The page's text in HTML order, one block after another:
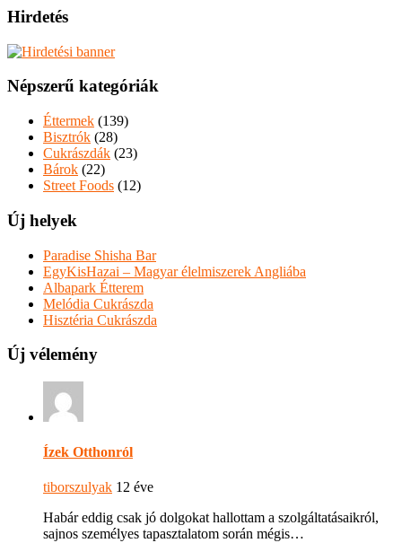
Hirdetés
Népszerű kategóriák
Éttermek (139)
Bisztrók (28)
Cukrászdák (23)
Bárok (22)
Street Foods (12)
Új helyek
Paradise Shisha Bar
EgyKisHazai – Magyar élelmiszerek Angliába
Albapark Étterem
Melódia Cukrászda
Hisztéria Cukrászda
Új vélemény
Ízek Otthonról
tiborszulyak 12 éve
Habár eddig csak jó dolgokat hallottam a szolgáltatásaikról,
sajnos személyes tapasztalatom során mégis…